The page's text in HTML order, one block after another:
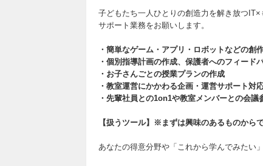
子どもたち一人ひとりの創造力を解き放つ
サポート業務をお願いします。
・簡単なゲーム・アプリ・ロボットなどの創
・個別指導計画の作成、保護者へのフィード
・お子さんごとの授業プランの作成
・教室運営にかかわる企画・運営サポート対
・先輩社員との1on1や教室メンバーとの会議
【扱うツール】※まずは興味のあるものから
あなたの得意分野や「これから学んでみたい